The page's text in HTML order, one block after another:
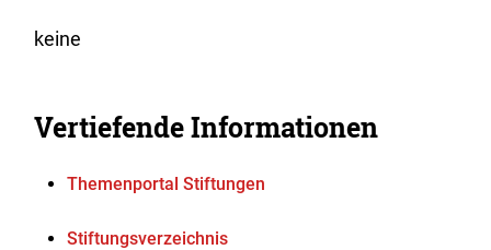
keine
Vertiefende Informationen
Themenportal Stiftungen
Stiftungsverzeichnis